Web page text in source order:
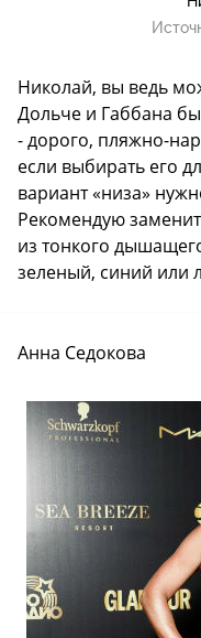
Николай, вы ведь
Дольче и Габбана
- дорого, пляжно-
если выбирать его
вариант «низа»
Рекомендую
из тонкого
зеленый, синий или
Анна Седокова